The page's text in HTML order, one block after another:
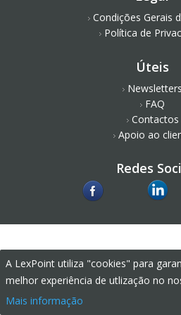
Condições Gerais
Política de
Úteis
Newsletters
FAQ
Contactos
Apoio ao
Redes
A LexPoint utiliza "cookies" para
melhor experiência de utlização no
Mais informação